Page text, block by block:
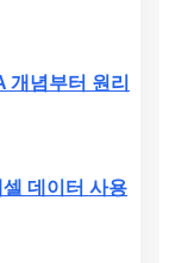
개념부터 원리
데이터 사용